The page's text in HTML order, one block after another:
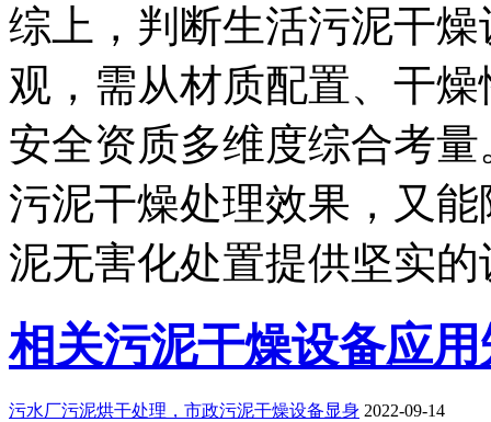
综上，判断生活污泥干
观，需从材质配置、干
安全资质多维度综合考
污泥干燥处理效果，又
泥无害化处置提供坚实
相关污泥干燥设备应
污水厂污泥烘干处理，市政污泥干燥设备显身 2022-09-14